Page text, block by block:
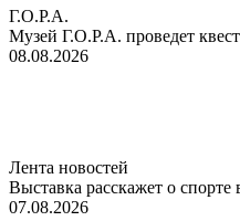
Г.О.Р.А.
Музей Г.О.Р.А. проведет
08.08.2026
Лента новостей
Выставка расскажет о
07.08.2026